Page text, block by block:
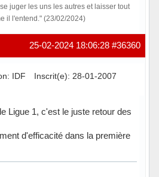
juger les uns les autres et laisser tout
il l'entend." (23/02/2024)
#36360
25-02-2024 18:06:28
IDF
Inscrit(e): 28-01-2007
Ligue 1, c'est le juste retour des
d'efficacité dans la première